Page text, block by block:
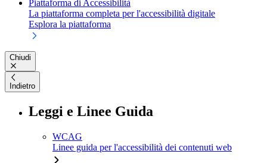
Piattaforma di Accessibilità
La piattaforma completa per l'accessibilità digitale
Esplora la piattaforma
Chiudi
Indietro
Leggi e Linee Guida
WCAG
Linee guida per l'accessibilità dei contenuti web